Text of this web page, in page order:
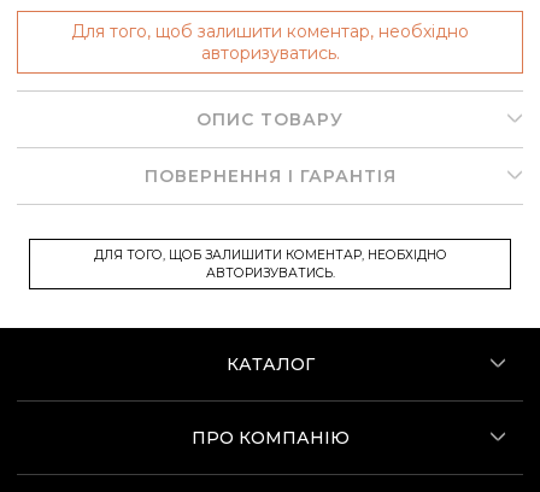
Для того, щоб залишити коментар, необхідно
авторизуватись.
ОПИС ТОВАРУ
ПОВЕРНЕННЯ І ГАРАНТІЯ
ДЛЯ ТОГО, ЩОБ ЗАЛИШИТИ КОМЕНТАР, НЕОБХІДНО
АВТОРИЗУВАТИСЬ.
КАТАЛОГ
ПРО КОМПАНІЮ